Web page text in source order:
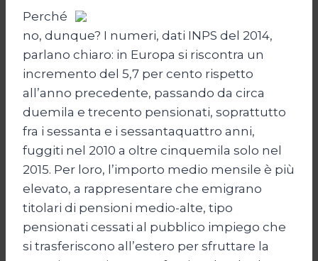
Perché
no, dunque? I numeri, dati INPS del 2014,
parlano chiaro: in Europa si riscontra un
incremento del 5,7 per cento rispetto
all’anno precedente, passando da circa
duemila e trecento pensionati, soprattutto
fra i sessanta e i sessantaquattro anni,
fuggiti nel 2010 a oltre cinquemila solo nel
2015. Per loro, l’importo medio mensile è più
elevato, a rappresentare che emigrano
titolari di pensioni medio-alte, tipo
pensionati cessati al pubblico impiego che
si trasferiscono all’estero per sfruttare la